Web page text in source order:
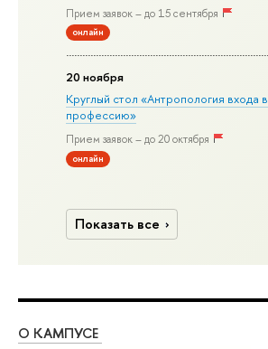
Прием заявок – до 15 сентября
онлайн
20 ноября
Круглый стол «Антропология входа в
профессию»
Прием заявок – до 20 октября
онлайн
Показать все
О КАМПУСЕ